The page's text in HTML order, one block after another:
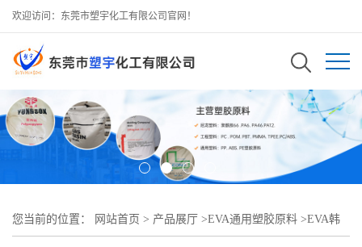
欢迎访问：东莞市塑宇化工有限公司官网！
您当前的位置： 网站首页 > 产品展厅 >EVA通用塑胶原料 >EVA韩